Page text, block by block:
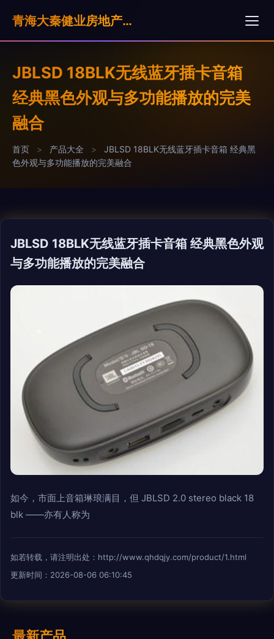
青海大秦健业房地产营销策划有限公司
JBLSD 18BLK无线蓝牙插卡音箱
经典黑色外观与多功能播放的完美
融合
首页 > 产品大全 >
JBLSD 18BLK无线蓝牙插卡音箱 经典黑
色外观与多功能播放的完美融合
JBLSD 18BLK无线蓝牙插卡音箱 经典黑色外观
与多功能播放的完美融合
如今，市面上音箱琳琅满目，但 JBLSD 2.0 stereo black 18
blk ——亦有人称为
如若转载，请注明出处：http://www.qhdqjy.com/product/1.html
更新时间：2026-08-06 06:10:45